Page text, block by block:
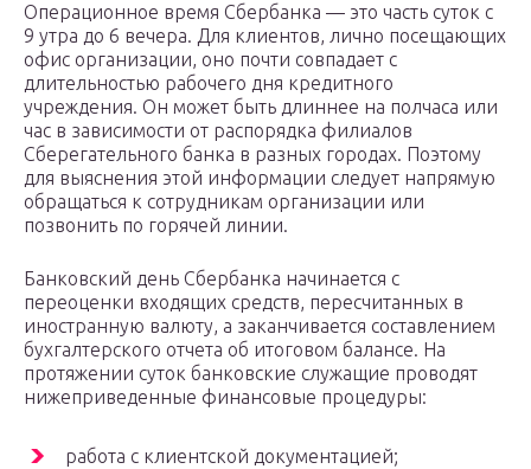
Операционное время Сбербанка — это часть суток с
9 утра до 6 вечера. Для клиентов, лично посещающих
офис организации, оно почти совпадает с
длительностью рабочего дня кредитного
учреждения. Он может быть длиннее на полчаса или
час в зависимости от распорядка филиалов
Сберегательного банка в разных городах. Поэтому
для выяснения этой информации следует напрямую
обращаться к сотрудникам организации или
позвонить по горячей линии.
Банковский день Сбербанка начинается с
переоценки входящих средств, пересчитанных в
иностранную валюту, а заканчивается составлением
бухгалтерского отчета об итоговом балансе. На
протяжении суток банковские служащие проводят
нижеприведенные финансовые процедуры:
работа с клиентской документацией;